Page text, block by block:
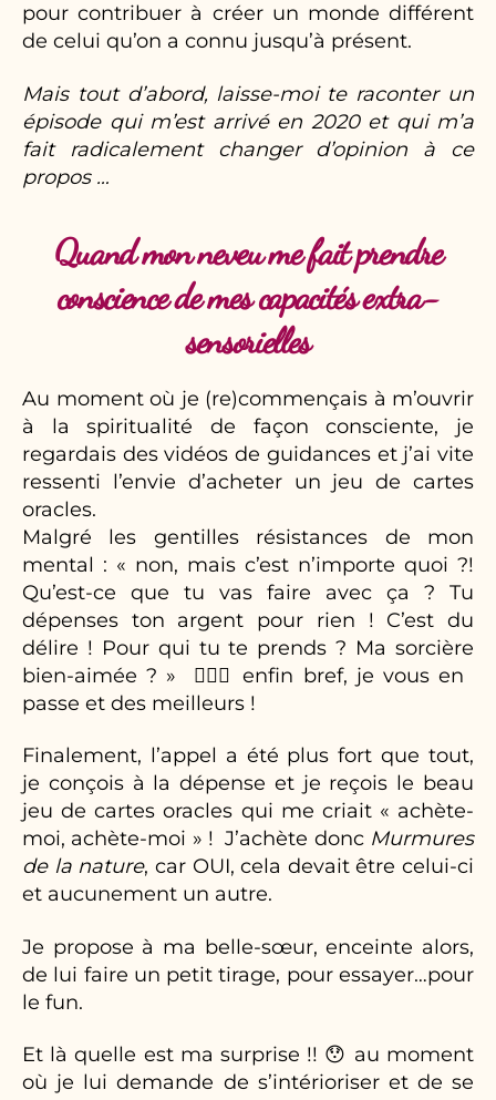
pour contribuer à créer un monde différent
de celui qu’on a connu jusqu’à présent.
Mais tout d’abord, laisse-moi te raconter un
épisode qui m’est arrivé en 2020 et qui m’a
fait radicalement changer d’opinion à ce
propos …
Quand mon neveu me fait prendre
conscience de mes capacités extra-
sensorielles
Au moment où je (re)commençais à m’ouvrir
à la spiritualité de façon consciente, je
regardais des vidéos de guidances et j’ai vite
ressenti l’envie d’acheter un jeu de cartes
oracles.
Malgré les gentilles résistances de mon
mental : « non, mais c’est n’importe quoi ?!
Qu’est-ce que tu vas faire avec ça ? Tu
dépenses ton argent pour rien ! C’est du
délire ! Pour qui tu te prends ? Ma sorcière
bien-aimée ? » 🧙🏼‍♀️ enfin bref, je vous en
passe et des meilleurs !
Finalement, l’appel a été plus fort que tout,
je conçois à la dépense et je reçois le beau
jeu de cartes oracles qui me criait « achète-
moi, achète-moi » ! J’achète donc Murmures
de la nature, car OUI, cela devait être celui-ci
et aucunement un autre.
Je propose à ma belle-sœur, enceinte alors,
de lui faire un petit tirage, pour essayer…pour
le fun.
Et là quelle est ma surprise !! 😯 au moment
où je lui demande de s’intérioriser et de se